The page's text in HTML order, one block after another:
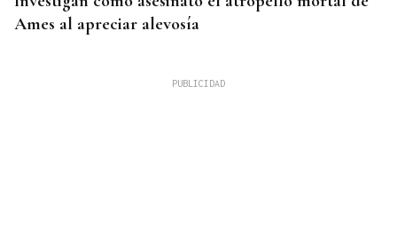
Ames al apreciar alevosía